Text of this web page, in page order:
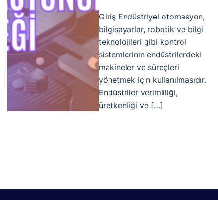
Giriş Endüstriyel otomasyon,
bilgisayarlar, robotik ve bilgi
teknolojileri gibi kontrol
sistemlerinin endüstrilerdeki
makineler ve süreçleri
yönetmek için kullanılmasıdır.
Endüstriler verimliliği,
üretkenliği ve […]